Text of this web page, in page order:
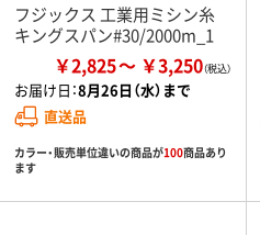
フジックス 工業用ミシン糸
キングスパン#30/2000m_1
￥2,825 ￥3,250
お届け日：8月26日（水）まで
直送品
カラー・販売単位違いの商品が100商品あり
ます